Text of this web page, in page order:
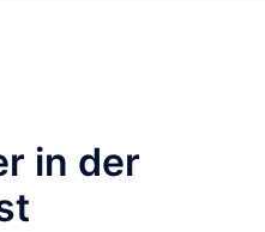
in der